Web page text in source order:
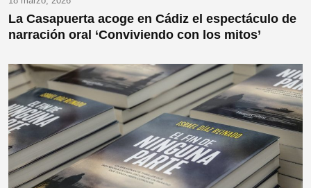
La Casapuerta acoge en Cádiz el espectáculo de
narración oral ‘Conviviendo con los mitos’